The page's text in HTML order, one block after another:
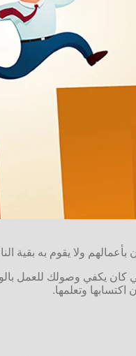
ولا يقوم به بقية
يكفي وصولك للعمل
وتعلمها.